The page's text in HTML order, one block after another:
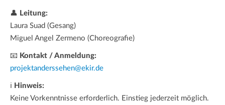
👤 Leitung:
Laura Suad (Gesang)
Miguel Angel Zermeno (Choreografie)
📧 Kontakt / Anmeldung:
projektanderssehen@ekir.de
ℹ Hinweis:
Keine Vorkenntnisse erforderlich. Einstieg jederzeit möglich.